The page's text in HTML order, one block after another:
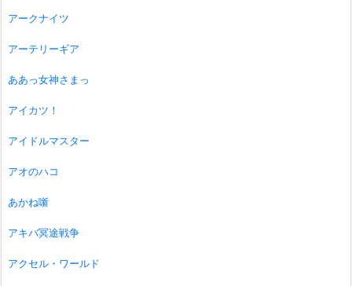
アークナイツ
アーテリーギア
ああっ女神さまっ
アイカツ！
アイドルマスター
アオのハコ
あかね噺
アキバ冥途戦争
アクセル・ワールド